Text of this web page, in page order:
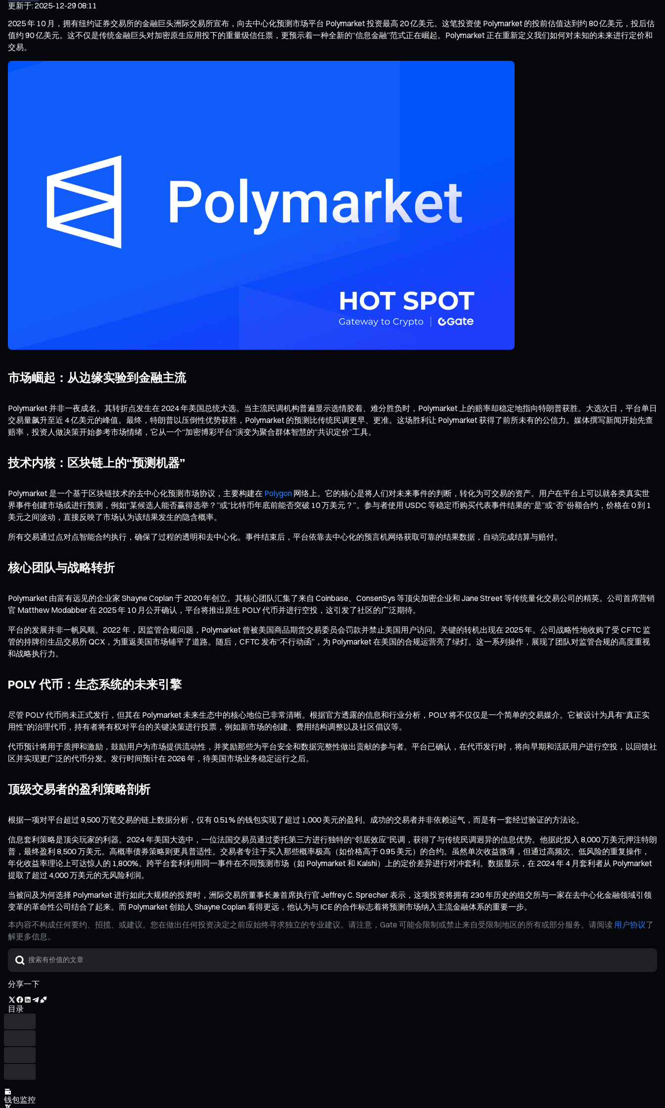
更新于:2025-12-29 08:11
2025 年 10 月，拥有纽约证券交易所的金融巨头洲际交易所宣布，向去中心化预测市场平台 Polymarket 投资最高 20 亿美元。这笔投资使 Polymarket 的投前估值达到约 80 亿美元，投后估
值约 90 亿美元。这不仅是传统金融巨头对加密原生应用投下的重量级信任票，更预示着一种全新的“信息金融”范式正在崛起。Polymarket 正在重新定义我们如何对未知的未来进行定价和
交易。
市场崛起：从边缘实验到金融主流
Polymarket 并非一夜成名。其转折点发生在 2024 年美国总统大选。当主流民调机构普遍显示选情胶着、难分胜负时，Polymarket 上的赔率却稳定地指向特朗普获胜。大选次日，平台单日
交易量飙升至近 4 亿美元的峰值。最终，特朗普以压倒性优势获胜，Polymarket 的预测比传统民调更早、更准。这场胜利让 Polymarket 获得了前所未有的公信力。媒体撰写新闻开始先查
赔率，投资人做决策开始参考市场情绪，它从一个“加密博彩平台”演变为聚合群体智慧的“共识定价”工具。
技术内核：区块链上的“预测机器”
Polymarket 是一个基于区块链技术的去中心化预测市场协议，主要构建在 Polygon 网络上。它的核心是将人们对未来事件的判断，转化为可交易的资产。用户在平台上可以就各类真实世
界事件创建市场或进行预测，例如“某候选人能否赢得选举？”或“比特币年底前能否突破 10 万美元？”。参与者使用 USDC 等稳定币购买代表事件结果的“是”或“否”份额合约，价格在 0 到 1
美元之间波动，直接反映了市场认为该结果发生的隐含概率。
所有交易通过点对点智能合约执行，确保了过程的透明和去中心化。事件结束后，平台依靠去中心化的预言机网络获取可靠的结果数据，自动完成结算与赔付。
核心团队与战略转折
Polymarket 由富有远见的企业家 Shayne Coplan 于 2020 年创立。其核心团队汇集了来自 Coinbase、ConsenSys 等顶尖加密企业和 Jane Street 等传统量化交易公司的精英。公司首席营销
官 Matthew Modabber 在 2025 年 10 月公开确认，平台将推出原生 POLY 代币并进行空投，这引发了社区的广泛期待。
平台的发展并非一帆风顺。2022 年，因监管合规问题，Polymarket 曾被美国商品期货交易委员会罚款并禁止美国用户访问。关键的转机出现在 2025 年。公司战略性地收购了受 CFTC 监
管的持牌衍生品交易所 QCX，为重返美国市场铺平了道路。随后，CFTC 发布“不行动函”，为 Polymarket 在美国的合规运营亮了绿灯。这一系列操作，展现了团队对监管合规的高度重视
和战略执行力。
POLY 代币：生态系统的未来引擎
尽管 POLY 代币尚未正式发行，但其在 Polymarket 未来生态中的核心地位已非常清晰。根据官方透露的信息和行业分析，POLY 将不仅仅是一个简单的交易媒介。它被设计为具有“真正实
用性”的治理代币，持有者将有权对平台的关键决策进行投票，例如新市场的创建、费用结构调整以及社区倡议等。
代币预计将用于质押和激励，鼓励用户为市场提供流动性，并奖励那些为平台安全和数据完整性做出贡献的参与者。平台已确认，在代币发行时，将向早期和活跃用户进行空投，以回馈社
区并实现更广泛的代币分发。发行时间预计在 2026 年，待美国市场业务稳定运行之后。
顶级交易者的盈利策略剖析
根据一项对平台超过 9,500 万笔交易的链上数据分析，仅有 0.51% 的钱包实现了超过 1,000 美元的盈利。成功的交易者并非依赖运气，而是有一套经过验证的方法论。
信息套利策略是顶尖玩家的利器。2024 年美国大选中，一位法国交易员通过委托第三方进行独特的“邻居效应”民调，获得了与传统民调迥异的信息优势。他据此投入 8,000 万美元押注特朗
普，最终盈利 8,500 万美元。高概率债券策略则更具普适性。交易者专注于买入那些概率极高（如价格高于 0.95 美元）的合约。虽然单次收益微薄，但通过高频次、低风险的重复操作，
年化收益率理论上可达惊人的 1,800%。跨平台套利利用同一事件在不同预测市场（如 Polymarket 和 Kalshi）上的定价差异进行对冲套利。数据显示，在 2024 年 4 月套利者从 Polymarket
提取了超过 4,000 万美元的无风险利润。
当被问及为何选择 Polymarket 进行如此大规模的投资时，洲际交易所董事长兼首席执行官 Jeffrey C. Sprecher 表示，这项投资将拥有 230 年历史的纽交所与一家在去中心化金融领域引领
变革的革命性公司结合了起来。而 Polymarket 创始人 Shayne Coplan 看得更远，他认为与 ICE 的合作标志着将预测市场纳入主流金融体系的重要一步。
本内容不构成任何要约、招揽、或建议。您在做出任何投资决定之前应始终寻求独立的专业建议。请注意，Gate 可能会限制或禁止来自受限制地区的所有或部分服务。请阅读 用户协议了
解更多信息。
分享一下
目录
钱包监控